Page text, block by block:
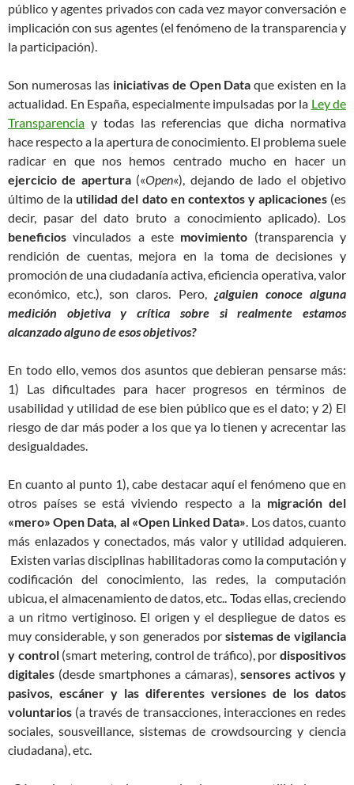
público y agentes privados con cada vez mayor conversación e
implicación con sus agentes (el fenómeno de la transparencia y
la participación).
Son numerosas lasiniciativas de Open Data que existen en la
actualidad. En España, especialmente impulsadas por la Ley de
Transparencia y todas las referencias que dicha normativa
hace respecto a la apertura de conocimiento. El problema suele
radicar en que nos hemos centrado mucho en hacer un
ejercicio de apertura(«Open«), dejando de lado el objetivo
último de lautilidad del dato en contextos y aplicaciones(es
decir, pasar del dato bruto a conocimiento aplicado). Los
beneficios vinculados a este movimiento (transparencia y
rendición de cuentas, mejora en la toma de decisiones y
promoción de una ciudadanía activa, eficiencia operativa, valor
económico, etc.), son claros. Pero, ¿alguien conoce alguna
medición objetiva y crítica sobre si realmente estamos
alcanzado alguno de esos objetivos?
En todo ello, vemos dos asuntos que debieran pensarse más:
1) Las dificultades para hacer progresos en términos de
usabilidad y utilidad de ese bien público que es el dato; y 2) El
riesgo de dar más poder a los que ya lo tienen y acrecentar las
desigualdades.
En cuanto al punto 1), cabe destacar aquí el fenómeno que en
otros países se está viviendo respecto a la migración del
«mero» Open Data, al «Open Linked Data». Los datos, cuanto
más enlazados y conectados, más valor y utilidad adquieren.
Existen varias disciplinas habilitadoras como la computación y
codificación del conocimiento, las redes, la computación
ubicua, el almacenamiento de datos, etc.. Todas ellas, creciendo
a un ritmo vertiginoso. El origen y el despliegue de datos es
muy considerable, y son generados por sistemas de vigilancia
y control(smart metering, control de tráfico), por dispositivos
digitales (desde smartphones a cámaras), sensores activos y
pasivos, escáner y las diferentes versiones de los datos
voluntarios (a través de transacciones, interacciones en redes
sociales, sousveillance, sistemas de crowdsourcing y ciencia
ciudadana), etc.